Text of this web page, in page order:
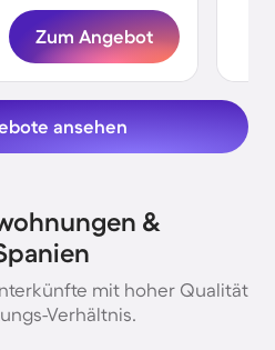
Zum Angebot
ansehen
&
mit hoher Qualität
Verhältnis.